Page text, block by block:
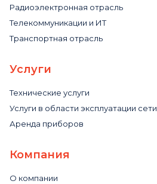
Радиоэлектронная отрасль
Телекоммуникации и ИТ
Транспортная отрасль
Услуги
Технические услуги
Услуги в области эксплуатации сети
Аренда приборов
Компания
О компании